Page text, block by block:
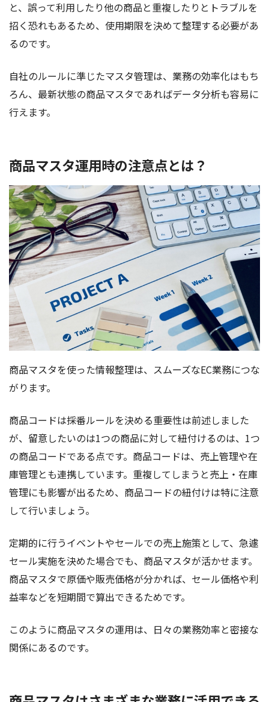
と、誤って利用したり他の商品と重複したりとトラブルを
招く恐れもあるため、使用期限を決めて整理する必要があ
るのです。
自社のルールに準じたマスタ管理は、業務の効率化はもち
ろん、最新状態の商品マスタであればデータ分析も容易に
行えます。
商品マスタ運用時の注意点とは？
商品マスタを使った情報整理は、スムーズなEC業務につな
がります。
商品コードは採番ルールを決める重要性は前述しました
が、留意したいのは1つの商品に対して紐付けるのは、1つ
の商品コードである点です。商品コードは、売上管理や在
庫管理とも連携しています。重複してしまうと売上・在庫
管理にも影響が出るため、商品コードの紐付けは特に注意
して行いましょう。
定期的に行うイベントやセールでの売上施策として、急遽
セール実施を決めた場合でも、商品マスタが活かせます。
商品マスタで原価や販売価格が分かれば、セール価格や利
益率などを短期間で算出できるためです。
このように商品マスタの運用は、日々の業務効率と密接な
関係にあるのです。